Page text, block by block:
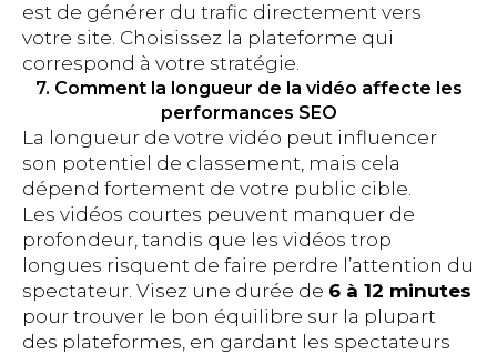
est de générer du trafic directement vers
votre site. Choisissez la plateforme qui
correspond à votre stratégie.
7. Comment la longueur de la vidéo affecte les
performances SEO
La longueur de votre vidéo peut influencer
son potentiel de classement, mais cela
dépend fortement de votre public cible.
Les vidéos courtes peuvent manquer de
profondeur, tandis que les vidéos trop
longues risquent de faire perdre l’attention du
spectateur. Visez une durée de 6 à 12 minutes
pour trouver le bon équilibre sur la plupart
des plateformes, en gardant les spectateurs